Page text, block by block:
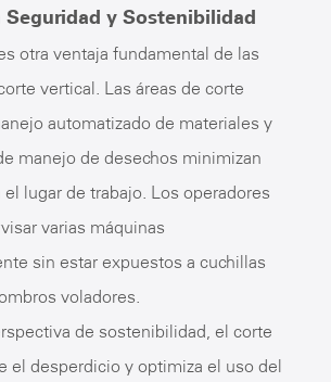
Seguridad y Sostenibilidad
otra ventaja fundamental de las
vertical. Las áreas de corte
automatizado de materiales y
manejo de desechos minimizan
lugar de trabajo. Los operadores
varias máquinas
sin estar expuestos a cuchillas
voladores.
de sostenibilidad, el corte
el desperdicio y optimiza el uso del